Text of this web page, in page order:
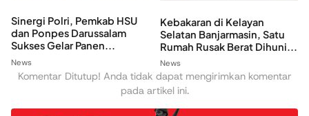
Sinergi Polri, Pemkab HSU
dan Ponpes Darussalam
Sukses Gelar Panen...
News
Kebakaran di Kelayan
Selatan Banjarmasin, Satu
Rumah Rusak Berat Dihuni...
News
Komentar Ditutup! Anda tidak dapat mengirimkan komentar
pada artikel ini.